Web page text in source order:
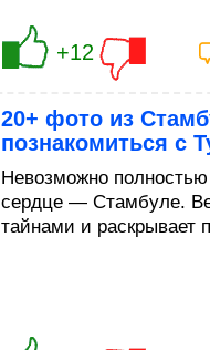
+12
20+ фото из
познакомиться с
Невозможно
сердце — Стамбуле.
тайнами и раскрывает